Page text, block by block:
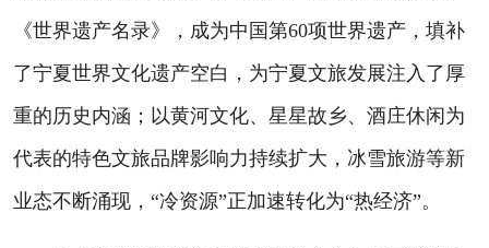
《世界遗产名录》，成为中国第60项世界遗产，填补
了宁夏世界文化遗产空白，为宁夏文旅发展注入了厚
重的历史内涵；以黄河文化、星星故乡、酒庄休闲为
代表的特色文旅品牌影响力持续扩大，冰雪旅游等新
业态不断涌现，“冷资源”正加速转化为“热经济”。